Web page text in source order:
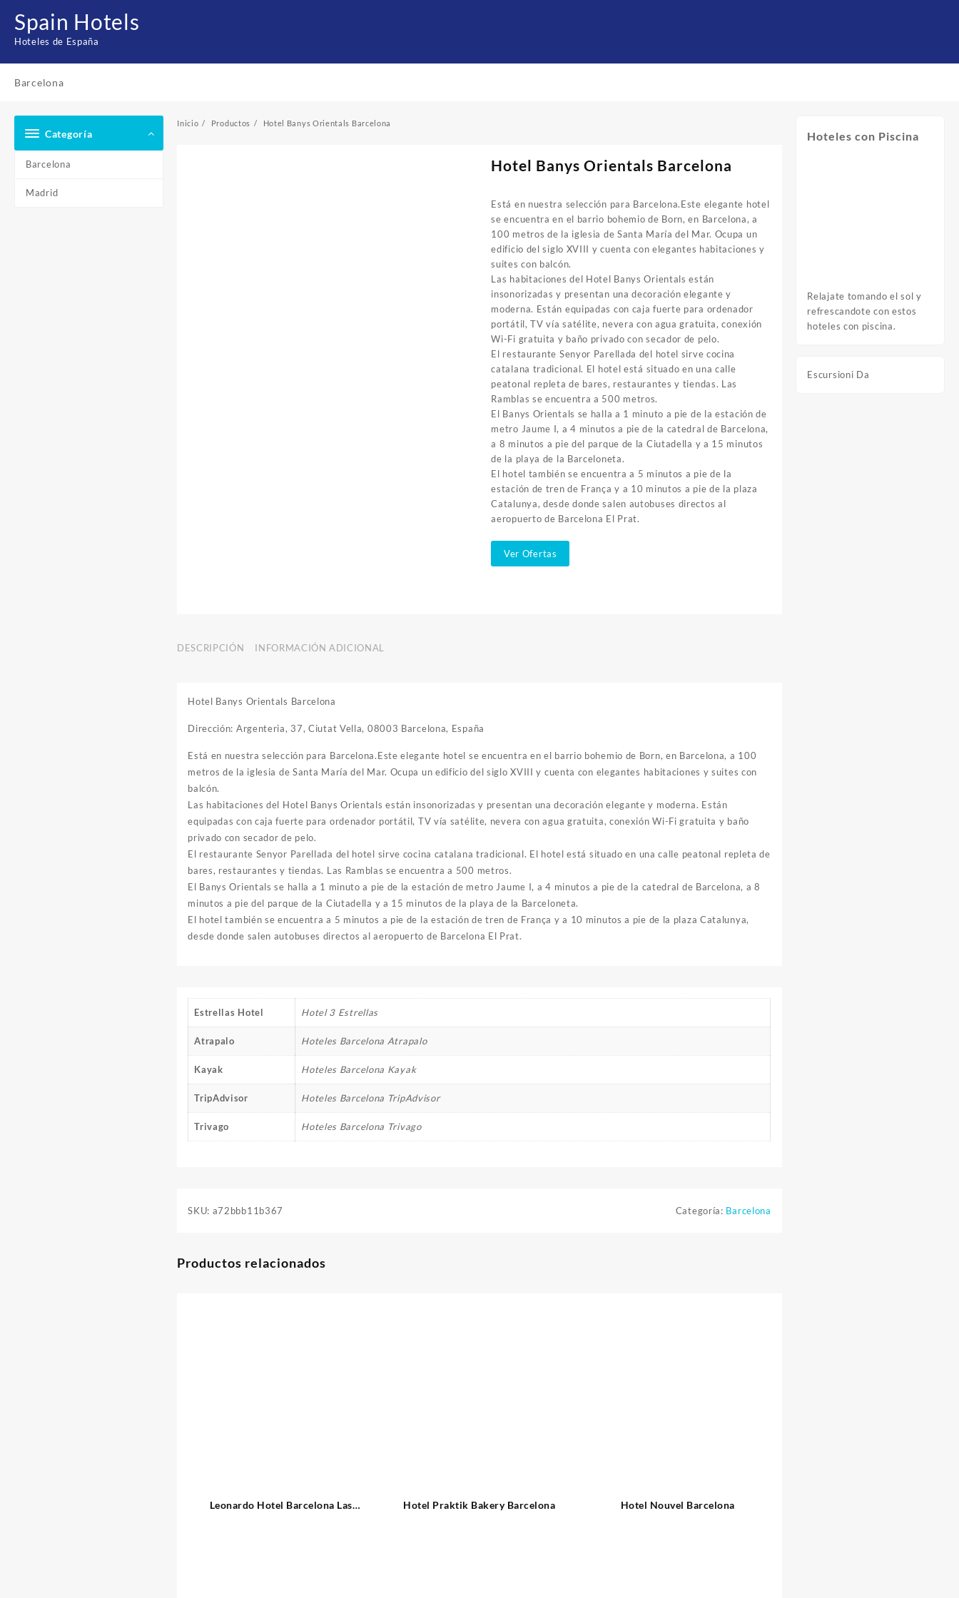
contenido
Spain Hotels
Hoteles de España
Barcelona
Categoría
Barcelona
Madrid
Inicio Productos Hotel Banys Orientals Barcelona
Hotel Banys Orientals Barcelona
Está en nuestra selección para Barcelona.Este elegante hotel
se encuentra en el barrio bohemio de Born, en Barcelona, a
100 metros de la iglesia de Santa María del Mar. Ocupa un
edificio del siglo XVIII y cuenta con elegantes habitaciones y
suites con balcón.
Las habitaciones del Hotel Banys Orientals están
insonorizadas y presentan una decoración elegante y
moderna. Están equipadas con caja fuerte para ordenador
portátil, TV vía satélite, nevera con agua gratuita, conexión
Wi-Fi gratuita y baño privado con secador de pelo.
El restaurante Senyor Parellada del hotel sirve cocina
catalana tradicional. El hotel está situado en una calle
peatonal repleta de bares, restaurantes y tiendas. Las
Ramblas se encuentra a 500 metros.
El Banys Orientals se halla a 1 minuto a pie de la estación de
metro Jaume I, a 4 minutos a pie de la catedral de Barcelona,
a 8 minutos a pie del parque de la Ciutadella y a 15 minutos
de la playa de la Barceloneta.
El hotel también se encuentra a 5 minutos a pie de la
estación de tren de França y a 10 minutos a pie de la plaza
Catalunya, desde donde salen autobuses directos al
aeropuerto de Barcelona El Prat.
Ver Ofertas
DESCRIPCIÓN INFORMACIÓN ADICIONAL
Hotel Banys Orientals Barcelona
Dirección: Argenteria, 37, Ciutat Vella, 08003 Barcelona, España
Está en nuestra selección para Barcelona.Este elegante hotel se encuentra en el barrio bohemio de Born, en Barcelona, a 100
metros de la iglesia de Santa María del Mar. Ocupa un edificio del siglo XVIII y cuenta con elegantes habitaciones y suites con
balcón.
Las habitaciones del Hotel Banys Orientals están insonorizadas y presentan una decoración elegante y moderna. Están
equipadas con caja fuerte para ordenador portátil, TV vía satélite, nevera con agua gratuita, conexión Wi-Fi gratuita y baño
privado con secador de pelo.
El restaurante Senyor Parellada del hotel sirve cocina catalana tradicional. El hotel está situado en una calle peatonal repleta de
bares, restaurantes y tiendas. Las Ramblas se encuentra a 500 metros.
El Banys Orientals se halla a 1 minuto a pie de la estación de metro Jaume I, a 4 minutos a pie de la catedral de Barcelona, a 8
minutos a pie del parque de la Ciutadella y a 15 minutos de la playa de la Barceloneta.
El hotel también se encuentra a 5 minutos a pie de la estación de tren de França y a 10 minutos a pie de la plaza Catalunya,
desde donde salen autobuses directos al aeropuerto de Barcelona El Prat.
Estrellas Hotel Hotel 3 Estrellas
Atrapalo Hoteles Barcelona Atrapalo
Kayak Hoteles Barcelona Kayak
TripAdvisor Hoteles Barcelona TripAdvisor
Trivago Hoteles Barcelona Trivago
SKU: a72bbb11b367 Categoría: Barcelona
Productos relacionados
Leonardo Hotel Barcelona Las
Hotel Praktik Bakery Barcelona Hotel Nouvel Barcelona
Hoteles con Piscina
Relajate tomando el sol y
refrescandote con estos
hoteles con piscina.
Escursioni Da